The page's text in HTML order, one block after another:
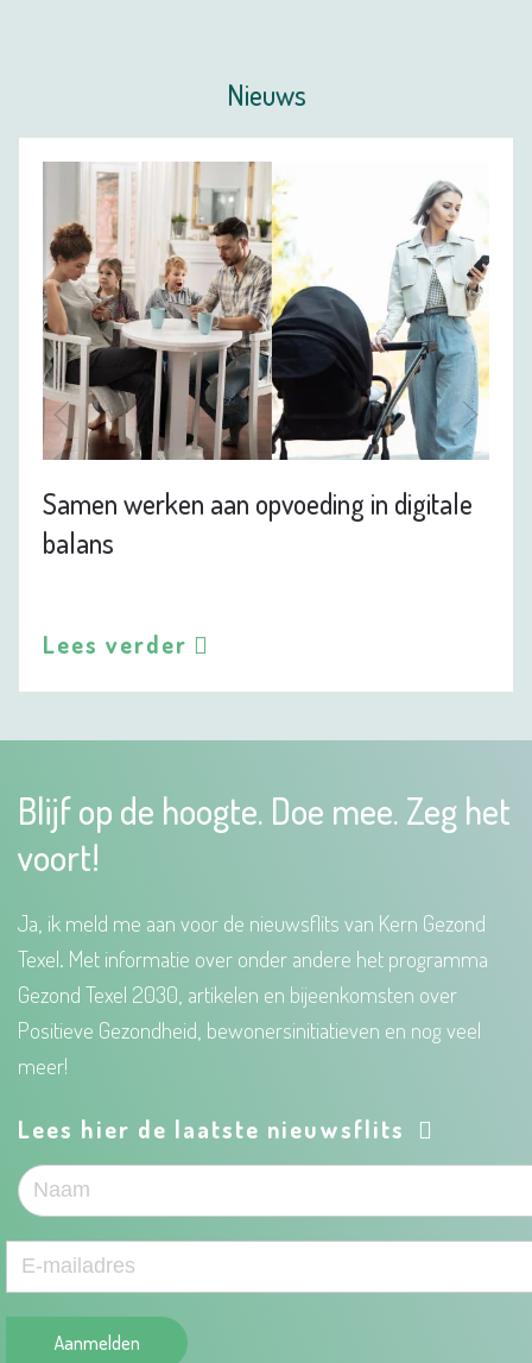
Nieuws
Samen werken aan opvoeding in digitale
balans
Lees verder
Blijf op de hoogte. Doe mee. Zeg het
voort!
Ja, ik meld me aan voor de nieuwsflits van Kern Gezond
Texel. Met informatie over onder andere het programma
Gezond Texel 2030, artikelen en bijeenkomsten over
Positieve Gezondheid, bewonersinitiatieven en nog veel
meer!
Lees hier de laatste nieuwsflits
Aanmelden